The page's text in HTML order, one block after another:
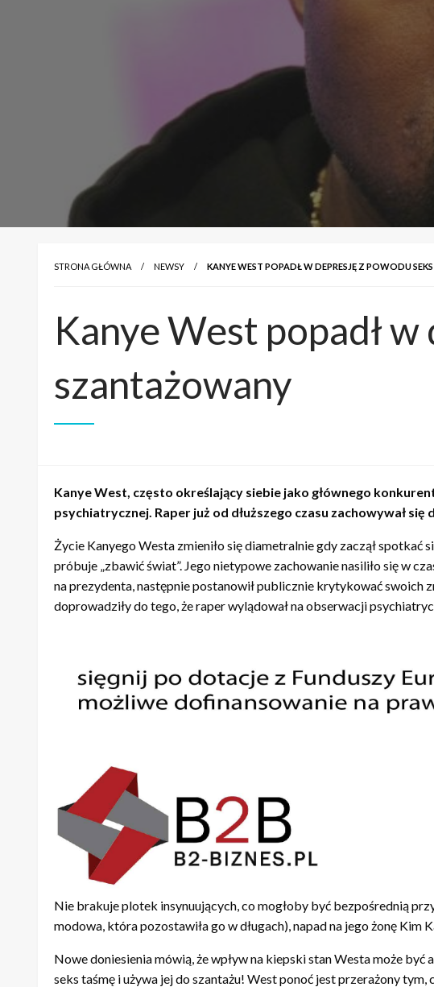
STRONA GŁÓWNA NEWSY KANYE WEST POPADŁ W DEPRESJĘ Z POWODU
Kanye West popadł
szantażowany
Kanye West, często określający siebie jako głównego
psychiatrycznej. Raper już od dłuższego czasu zachowywał
Życie Kanyego Westa zmieniło się diametralnie gdy zaczął
próbuje „zbawić świat”. Jego nietypowe zachowanie nasiliło się w
na prezydenta, następnie postanowił publicznie krytykować swoich
doprowadziły do tego, że raper wylądował na obserwacji
Nie brakuje plotek insynuujących, co mogłoby być bezpośrednią
modowa, która pozostawiła go w długach), napad na jego żonę
Nowe doniesienia mówią, że wpływ na kiepski stan Westa może
seks taśmę i używa jej do szantażu! West ponoć jest przerażony